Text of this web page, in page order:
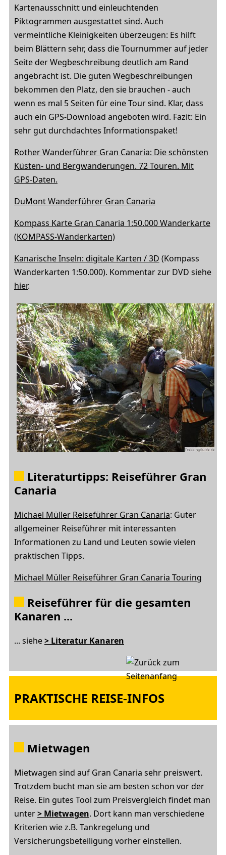
Kartenausschnitt und einleuchtenden
Piktogrammen ausgestattet sind. Auch
vermeintliche Kleinigkeiten überzeugen: Es hilft
beim Blättern sehr, dass die Tournummer auf jeder
Seite der Wegbeschreibung deutlich am Rand
angebracht ist. Die guten Wegbeschreibungen
bekommen den Platz, den sie brauchen - auch
wenn es mal 5 Seiten für eine Tour sind. Klar, dass
auch ein GPS-Download angeboten wird. Fazit: Ein
sehr gut durchdachtes Informationspaket!
Rother Wanderführer Gran Canaria: Die schönsten
Küsten- und Bergwanderungen. 72 Touren. Mit
GPS-Daten.
DuMont Wanderführer Gran Canaria
Kompass Karte Gran Canaria 1:50.000 Wanderkarte
(KOMPASS-Wanderkarten)
Kanarische Inseln: digitale Karten / 3D (Kompass
Wanderkarten 1:50.000). Kommentar zur DVD siehe
hier.
Literaturtipps: Reiseführer Gran
Canaria
Michael Müller Reiseführer Gran Canaria: Guter
allgemeiner Reiseführer mit interessanten
Informationen zu Land und Leuten sowie vielen
praktischen Tipps.
Michael Müller Reiseführer Gran Canaria Touring
Reiseführer für die gesamten
Kanaren ...
... siehe> Literatur Kanaren
PRAKTISCHE REISE-INFOS
Mietwagen
Mietwagen sind auf Gran Canaria sehr preiswert.
Trotzdem bucht man sie am besten schon vor der
Reise. Ein gutes Tool zum Preisvergleich findet man
unter> Mietwagen. Dort kann man verschiedene
Kriterien wie z.B. Tankregelung und
Versicherungsbeteiligung vorher einstellen.